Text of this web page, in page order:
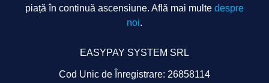
piață în continuă ascensiune. Află mai multe despre
noi.
EASYPAY SYSTEM SRL
Cod Unic de Înregistrare: 26858114